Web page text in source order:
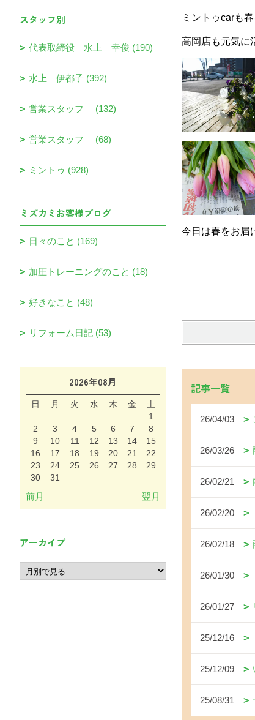
ミントゥcarも
高岡店も元気に
今日は春をお届
記事一覧
26/04/03
26/03/26
26/02/21
26/02/20
26/02/18
26/01/30
26/01/27
25/12/16
25/12/09
25/08/31
スタッフ別
代表取締役 水上 幸俊 (190)
水上 伊都子 (392)
営業スタッフ (132)
営業スタッフ (68)
ミントゥ (928)
ミズカミお客様ブログ
日々のこと (169)
加圧トレーニングのこと (18)
好きなこと (48)
リフォーム日記 (53)
2026年08月
日 月 火 水 木 金
土
1
2
3 4 5 6 7
8
9
10 11 12 13 14
15
16
17 18 19 20 21
22
23
24 25 26 27 28
29
30
31
前月 翌月
アーカイブ